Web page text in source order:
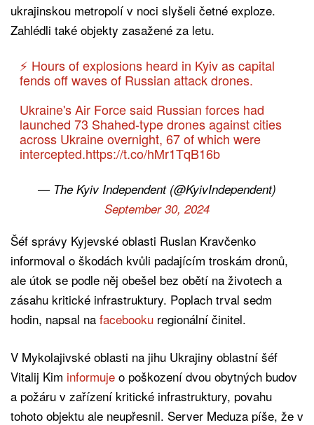
ukrajinskou metropolí v noci slyšeli četné exploze.
Zahlédli také objekty zasažené za letu.
⚡️ Hours of explosions heard in Kyiv as capital
fends off waves of Russian attack drones.
Ukraine's Air Force said Russian forces had
launched 73 Shahed-type drones against cities
across Ukraine overnight, 67 of which were
intercepted.https://t.co/hMr1TqB16b
— The Kyiv Independent (@KyivIndependent)
September 30, 2024
Šéf správy Kyjevské oblasti Ruslan Kravčenko
informoval o škodách kvůli padajícím troskám dronů,
ale útok se podle něj obešel bez obětí na životech a
zásahu kritické infrastruktury. Poplach trval sedm
hodin, napsal na facebooku regionální činitel.
V Mykolajivské oblasti na jihu Ukrajiny oblastní šéf
Vitalij Kim informuje o poškození dvou obytných budov
a požáru v zařízení kritické infrastruktury, povahu
tohoto objektu ale neupřesnil. Server Meduza píše, že v